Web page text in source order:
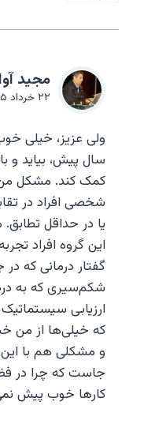
مجيد
۲۲ خرداد ۱۳۹۵ در ۱:۲۴ بعد از ظهر
ولی عزیز، خیلی
سال پیش، بیاید و
کمک کند. مشکل
شخصی افراد در
یا در حداقل
این گروه افراد
گفتار درمانی که
شکم‌سیری که به
ارزیابی
که خیلی‌ها از من
و مشکلی هم با
جاست که چرا در
کارها خوب پیش